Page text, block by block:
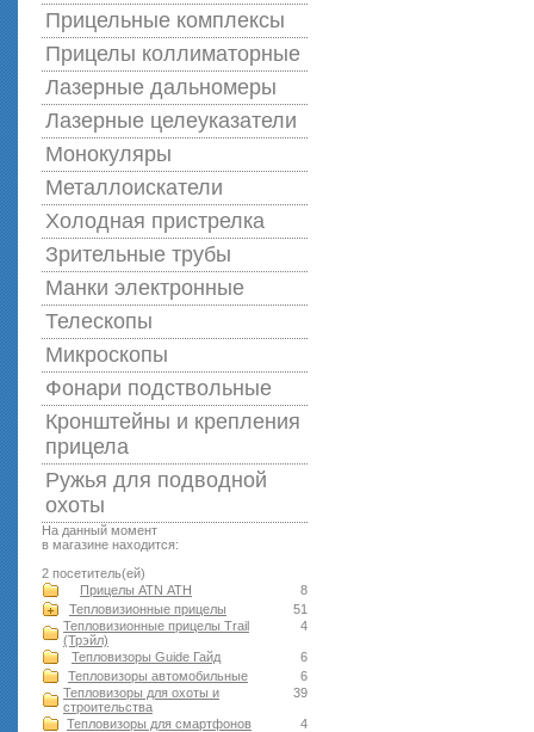
Прицельные комплексы
Прицелы коллиматорные
Лазерные дальномеры
Лазерные целеуказатели
Монокуляры
Металлоискатели
Холодная пристрелка
Зрительные трубы
Манки электронные
Телескопы
Микроскопы
Фонари подствольные
Кронштейны и крепления
прицела
Ружья для подводной
оxоты
На данный момент
в магазине находится:
2 посетитель(ей)
8
Прицелы ATN АТН
51
Тепловизионные прицелы
4
Тепловизионные прицелы Trail
(Трэйл)
6
Тепловизоры Guide Гайд
6
Тепловизоры автомобильные
39
Тепловизоры для охоты и
строительства
4
Тепловизоры для смартфонов